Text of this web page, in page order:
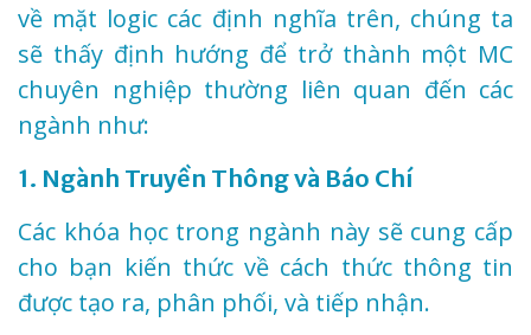
về mặt logic các định nghĩa trên, chúng ta
sẽ thấy định hướng để trở thành một MC
chuyên nghiệp thường liên quan đến các
ngành như:
1. Ngành Truyền Thông và Báo Chí
Các khóa học trong ngành này sẽ cung cấp
cho bạn kiến thức về cách thức thông tin
được tạo ra, phân phối, và tiếp nhận.